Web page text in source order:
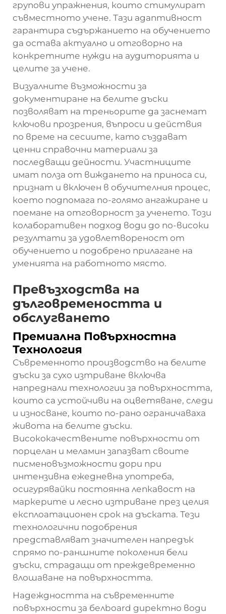
групови упражнения, които стимулират
съвместното учене. Тази адаптивност
гарантира съдържанието на обучението
да остава актуално и отговорно на
конкретните нужди на аудиторията и
целите за учене.
Визуалните възможности за
документиране на белите дъски
позволяват на треньорите да заснемат
ключови прозрения, въпроси и действия
по време на сесиите, като създават
ценни справочни материали за
последващи дейности. Участниците
имат полза от виждането на приноса си,
признат и включен в обучителния процес,
което подпомага по-голямо ангажиране и
поемане на отговорност за ученето. Този
колаборативен подход води до по-високи
резултати за удовлетвореност от
обучението и подобрено прилагане на
уменията на работното място.
Превъзходства на
дълговремеността и
обслугването
Премиална Повърхностна
Технология
Съвременното производство на белите
дъски за сухо изтриване включва
напреднали технологии за повърхността,
които са устойчиви на оцветяване, следи
и износване, които по-рано ограничаваха
живота на белите дъски.
Висококачествените повърхности от
порцелан и меламин запазват своите
писменовъзможности дори при
интензивна ежедневна употреба,
осигурявайки постоянна лепкавост на
маркерите и лесно изтриване през целия
експлоатационен срок на дъската. Тези
технологични подобрения
представляват значителен напредък
спрямо по-раншните поколения бели
дъски, страдащи от преждевременно
влошаване на повърхността.
Надеждността на съвременните
повърхности за белboard директно води